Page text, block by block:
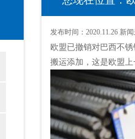
发布时间： 2020.11.26 新
欧盟已撤销对巴西不
搬运添加，这是欧盟